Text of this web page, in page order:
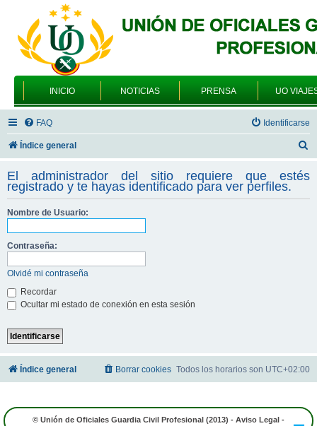
INICIO NOTICIAS PRENSA UO
FAQ Identificarse
Índice general
s
c
El administrador del sitio requiere que estés
registrado y te hayas identificado para ver perfiles.
Nombre de Usuario:
Contraseña:
Olvidé mi contraseña
Recordar
Ocultar mi estado de conexión en esta sesión
Índice general Todos los horarios son UTC+02:00
Borrar cookies
© Unión de Oficiales Guardia Civil Profesional (2013) - Aviso Legal -